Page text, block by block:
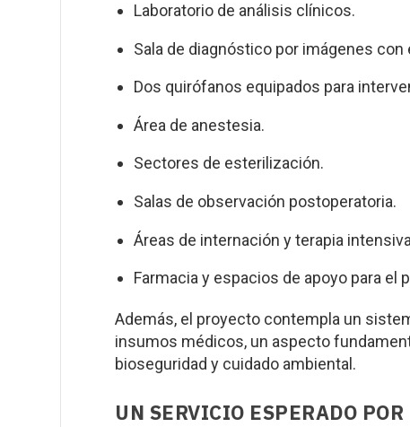
Laboratorio de análisis clínicos.
Sala de diagnóstico por imágenes con
Dos quirófanos equipados para
Área de anestesia.
Sectores de esterilización.
Salas de observación postoperatoria.
Áreas de internación y terapia
Farmacia y espacios de apoyo para el
Además, el proyecto contempla un
insumos médicos, un aspecto
bioseguridad y cuidado ambiental.
UN SERVICIO ESPERADO